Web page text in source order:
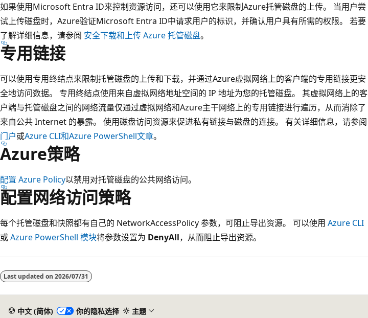
如果使用Microsoft Entra ID来控制资源访问，还可以使用它来限制Azure托管磁盘的上传。 当用户尝
试上传磁盘时，Azure验证Microsoft Entra ID中请求用户的标识，并确认用户具有所需的权限。 若要
了解详细信息，请参阅 安全下载和上传 Azure 托管磁盘。
专用链接
可以使用专用终结点来限制托管磁盘的上传和下载，并通过Azure虚拟网络上的客户端的专用链接更安
全地访问数据。 专用终结点使用来自虚拟网络地址空间的 IP 地址为您的托管磁盘。 其虚拟网络上的客
户端与托管磁盘之间的网络流量仅通过虚拟网络和Azure主干网络上的专用链接进行遍历，从而消除了
来自公共 Internet 的暴露。 使用磁盘访问资源来促进私有链接与磁盘的连接。 有关详细信息，请参阅
门户或Azure CLI和Azure PowerShell文章。
Azure策略
配置 Azure Policy以禁用对托管磁盘的公共网络访问。
配置网络访问策略
每个托管磁盘和快照都有自己的 NetworkAccessPolicy 参数，可阻止导出资源。 可以使用 Azure CLI
或Azure PowerShell 模块将参数设置为 DenyAll，从而阻止导出资源。
模
式
Last updated on 2026/07/31
中文 (简体) 你的隐私选择 主题